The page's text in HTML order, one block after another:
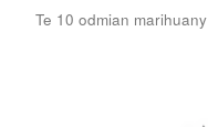
Te 10 odmian